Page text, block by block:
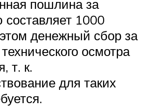
пошлина за
составляет 1000
денежный сбор за
осмотра
т. к.
для таких